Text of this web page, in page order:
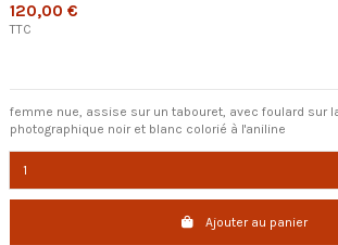
120,00 €
TTC
femme nue, assise sur un tabouret, avec foulard sur
photographique noir et blanc colorié à l'aniline
Ajouter au panier